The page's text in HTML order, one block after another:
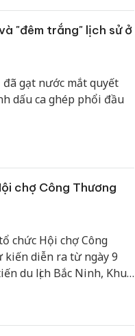
"đêm trắng" lịch sử ở
đã gạt nước mắt quyết
dấu ca ghép phổi đầu
chợ Công Thương
chức Hội chợ Công
kiến diễn ra từ ngày 9
du lịch Bắc Ninh, Khu
án sản xuất, buôn
bán yến sào giả
bán bình sữa
Moyuum giả
Quốc ra đầu thú